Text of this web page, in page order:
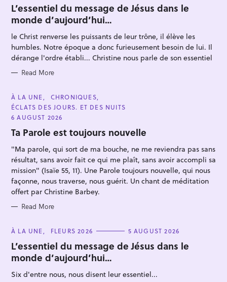
T
E
G
O
R
I
E
S
L’essentiel du message de Jésus dans le
monde d’aujourd’hui…
le Christ renverse les puissants de leur trône, il élève les
humbles. Notre époque a donc furieusement besoin de lui. Il
dérange l'ordre établi... Christine nous parle de son essentiel
Read More
C
A
T
E
G
O
R
E
À LA UNE
CHRONIQUES
ÉCLATS DES JOURS. ET DES NUITS
6 AUGUST 2026
Ta Parole est toujours nouvelle
"Ma parole, qui sort de ma bouche, ne me reviendra pas sans
résultat, sans avoir fait ce qui me plaît, sans avoir accompli sa
mission" (Isaïe 55, 11). Une Parole toujours nouvelle, qui nous
façonne, nous traverse, nous guérit. Un chant de méditation
offert par Christine Barbey.
Read More
C
T
E
G
O
R
I
À LA UNE FLEURS 2026 5 AUGUST 2026
L’essentiel du message de Jésus dans le
monde d’aujourd’hui…
Six d'entre nous, nous disent leur essentiel...
S
a
r
c
h
f
o
r
: